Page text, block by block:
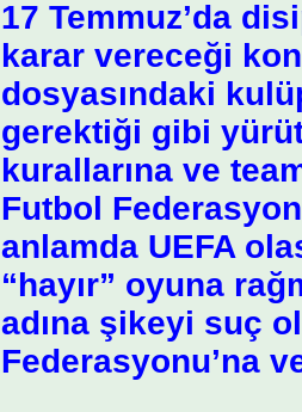
17 Temmuz’da
karar vereceği
dosyasındaki
gerektiği gibi
kurallarına ve
Futbol
anlamda UEFA
“hayır” oyuna
adına şikeyi suç
Federasyonu’na